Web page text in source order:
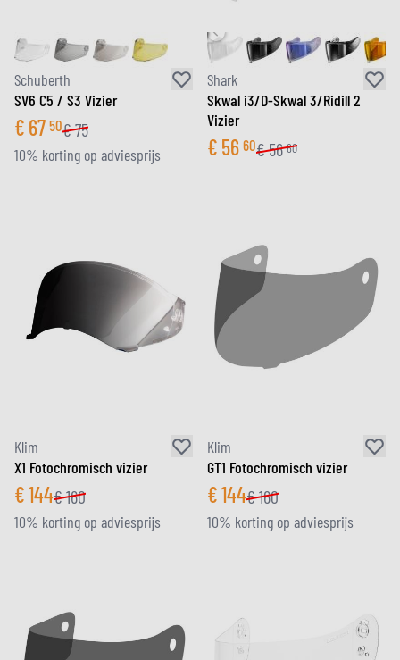
Schuberth
SV6 C5 / S3 Vizier
€ 67 50€75
10% korting op adviesprijs
Shark
Skwal i3/D-Skwal 3/Ridill 2
Vizier
€ 56 60€56 60
Klim
X1 Fotochromisch vizier
€144€160
10% korting op adviesprijs
Klim
GT1 Fotochromisch vizier
€144€160
10% korting op adviesprijs